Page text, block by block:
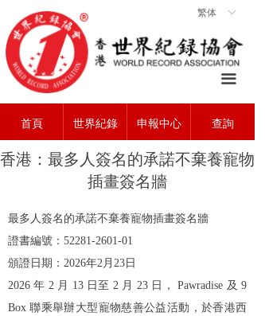
首頁 世界紀錄 申報中心 查詢
ꀅ
繁体
끀
ꀇ 首頁
ꄃ 關於協會
ꁡ 世界紀錄
ꄠ 查詢中心
ꂐ 申報中心
聯系我們
香港：最多人簽名的承諾不棄養寵物
插畫簽名牆
最多人簽名的承諾不棄養寵物插畫簽名牆
證書編號： 52281-2601-01
頒證日期： 2026年2月 23 日
2026年 2 月 13 日至2 月 23 日，Pawradise 及9
Box聯乘舉辦大型寵物慈善公益活動，於香港西